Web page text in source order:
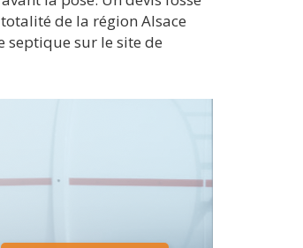
de la région Alsace
septique sur le site de